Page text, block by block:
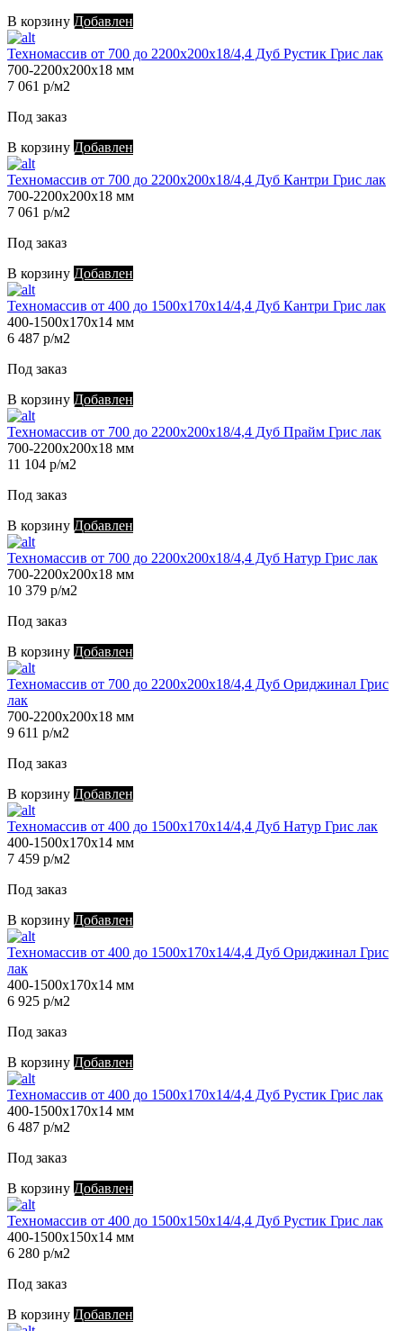
В корзину Добавлен
Техномассив от 700 до 2200х200х18/4,4 Дуб Рустик Грис лак
700-2200х200х18 мм
7 061 р/м2
Под заказ
В корзину Добавлен
Техномассив от 700 до 2200х200х18/4,4 Дуб Кантри Грис лак
700-2200х200х18 мм
7 061 р/м2
Под заказ
В корзину Добавлен
Техномассив от 400 до 1500х170х14/4,4 Дуб Кантри Грис лак
400-1500х170х14 мм
6 487 р/м2
Под заказ
В корзину Добавлен
Техномассив от 700 до 2200х200х18/4,4 Дуб Прайм Грис лак
700-2200х200х18 мм
11 104 р/м2
Под заказ
В корзину Добавлен
Техномассив от 700 до 2200х200х18/4,4 Дуб Натур Грис лак
700-2200х200х18 мм
10 379 р/м2
Под заказ
В корзину Добавлен
Техномассив от 700 до 2200х200х18/4,4 Дуб Ориджинал Грис
лак
700-2200х200х18 мм
9 611 р/м2
Под заказ
В корзину Добавлен
Техномассив от 400 до 1500х170х14/4,4 Дуб Натур Грис лак
400-1500х170х14 мм
7 459 р/м2
Под заказ
В корзину Добавлен
Техномассив от 400 до 1500х170х14/4,4 Дуб Ориджинал Грис
лак
400-1500х170х14 мм
6 925 р/м2
Под заказ
В корзину Добавлен
Техномассив от 400 до 1500х170х14/4,4 Дуб Рустик Грис лак
400-1500х170х14 мм
6 487 р/м2
Под заказ
В корзину Добавлен
Техномассив от 400 до 1500х150х14/4,4 Дуб Рустик Грис лак
400-1500х150х14 мм
6 280 р/м2
Под заказ
В корзину Добавлен